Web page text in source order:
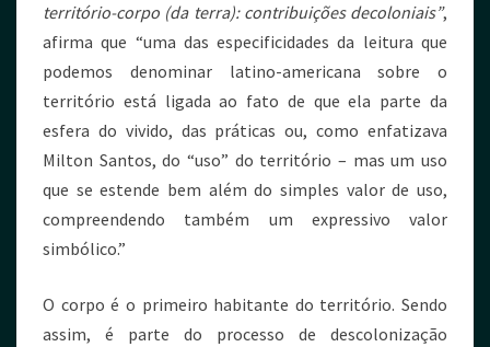
território-corpo (da terra): contribuições decoloniais”,
afirma que “uma das especificidades da leitura que
podemos denominar latino-americana sobre o
território está ligada ao fato de que ela parte da
esfera do vivido, das práticas ou, como enfatizava
Milton Santos, do “uso” do território – mas um uso
que se estende bem além do simples valor de uso,
compreendendo também um expressivo valor
simbólico.”
O corpo é o primeiro habitante do território. Sendo
assim, é parte do processo de descolonização